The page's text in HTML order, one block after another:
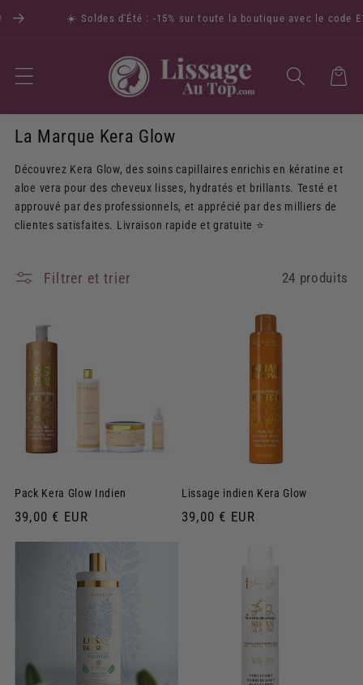
☀️ Soldes d'Été : -15% sur toute la boutique avec le code E15
Panier
La Marque Kera Glow
Découvrez Kera Glow, des soins capillaires enrichis en kératine et
aloe vera pour des cheveux lisses, hydratés et brillants. Testé et
approuvé par des professionnels, et apprécié par des milliers de
clientes satisfaites. Livraison rapide et gratuite ⭐
Filtrer et trier 24 produits
Pack Kera Glow Indien
Prix
39,00 € EUR
Lissage indien Kera Glow
Prix
39,00 € EUR